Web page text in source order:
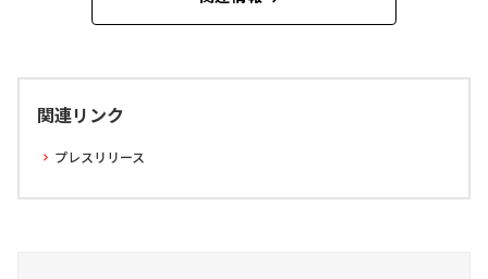
関連リンク
プレスリリース